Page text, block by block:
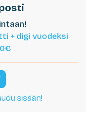
+ digi vuodeksi
sisään!